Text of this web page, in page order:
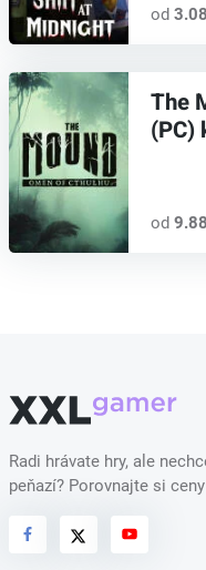
od
The
(PC)
od
Radi hrávate hry, ale
peňazí? Porovnajte si